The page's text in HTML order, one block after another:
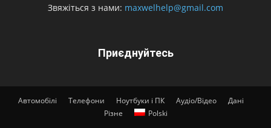
Звяжіться з нами: maxwelhelp@gmail.com
Приєднуйтесь
Автомобілі Телефони Ноутбуки і ПК Аудіо/Відео
Дані
Різне
Polski